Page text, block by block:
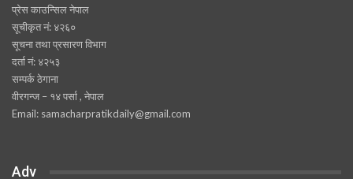
प्रेस काउन्सिल नेपाल
सूचीकृत नं: ४२६०
सूचना तथा प्रसारण विभाग
दर्ता नं: ४२५३
सम्पर्क ठेगाना
वीरगन्ज – १४ पर्सा , नेपाल
Email: samacharpratikdaily@gmail.com
Adv